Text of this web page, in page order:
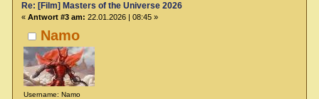
Namo
Username: Namo
Re: [Film] Masters of the Universe 2026
« Antwort #3 am: 22.01.2026 | 08:45 »